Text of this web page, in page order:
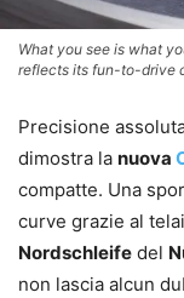
What you see is what
reflects its fun-to-drive
Precisione
dimostra la nuova
compatte. Una
curve grazie al
Nordschleife del
non lascia alcun